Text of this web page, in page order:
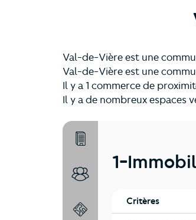
Val-de-Vière est une
Val-de-Vière est une
Il y a 1 commerce de
Il y a de nombreux espaces
1-Immobilier
2-Habitants
3-Environnement
1-
Critères